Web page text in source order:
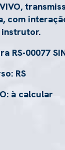
VIVO,
com
RS-00077
RS
à calcular